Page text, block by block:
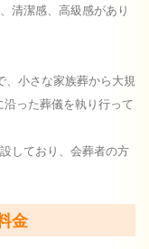
清潔感、高級感があり
、小さな家族葬から大規
った葬儀を執り行って
しており、会葬者の方
金